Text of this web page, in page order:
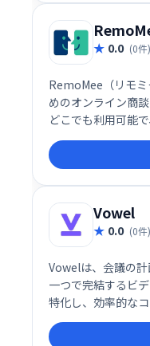
0.0 (0件)
RemoMee（リモ
めのオンライン商
どこでも利用可能
スムーズに商談を
削減しながら効率
目指せる便利なツ
Vowel
0.0 (0件)
Vowelは、会議の
一つで完結するビ
特化し、効率的な
スムーズな進行と
ます。